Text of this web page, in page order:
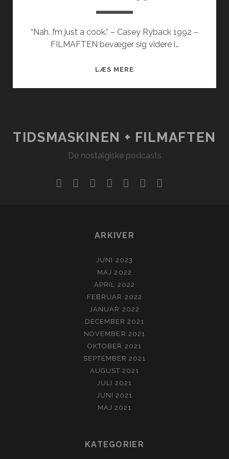
“Nah. I’m just a cook.” – Casey Ryback 1992 –
FILMAFTEN bevæger sig videre i…
LÆS MERE
TIDSMASKINEN + FILMAFTEN
De nostalgiske podcasts
facebook
instagram
youtube
rss emailpodcast
ARKIVER
JUNI 2023
MAJ 2022
APRIL 2022
FEBRUAR 2022
JANUAR 2022
DECEMBER 2021
NOVEMBER 2021
OKTOBER 2021
SEPTEMBER 2021
AUGUST 2021
JULI 2021
JUNI 2021
MAJ 2021
KATEGORIER